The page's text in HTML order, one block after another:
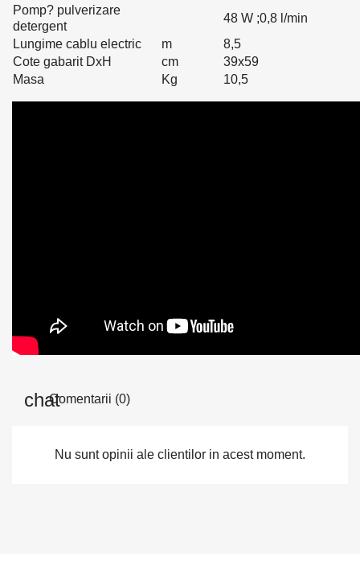
Pomp? pulverizare
detergent
48 W ;0,8 l/min
Lungime cablu electric
m
8,5
Cote gabarit DxH
cm
39x59
Masa
Kg 10,5
Comentarii (0)
Nu sunt opinii ale clientilor in acest moment.